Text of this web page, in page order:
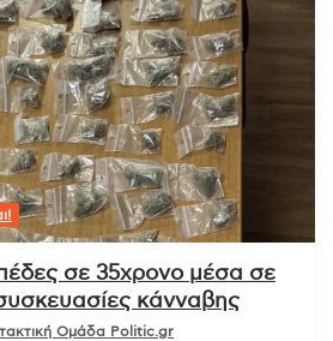
σε 35χρονο μέσα σε
κάνναβης
Ομάδα Politic.gr